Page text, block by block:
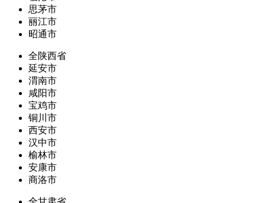
思茅市
丽江市
昭通市
全陕西省
延安市
渭南市
咸阳市
宝鸡市
铜川市
西安市
汉中市
榆林市
安康市
商洛市